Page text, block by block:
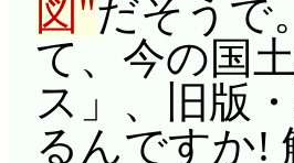
図 だそう
て、今の国
ス」、旧版
るんですか!